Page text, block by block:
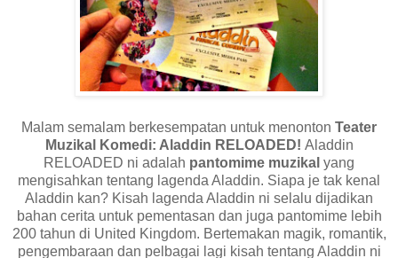
Malam semalam berkesempatan untuk menonton Teater
Muzikal Komedi: Aladdin RELOADED! Aladdin
RELOADED ni adalah pantomime muzikal yang
mengisahkan tentang lagenda Aladdin. Siapa je tak kenal
Aladdin kan? Kisah lagenda Aladdin ni selalu dijadikan
bahan cerita untuk pementasan dan juga pantomime lebih
200 tahun di United Kingdom. Bertemakan magik, romantik,
pengembaraan dan pelbagai lagi kisah tentang Aladdin ni